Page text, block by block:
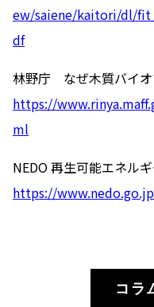
ew/saiene/kaitori/dl/
df
林野庁 なぜ木質バイ
https://
ml
NEDO 再生可能エネル
https://
コラ